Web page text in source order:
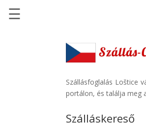
Szállásinfo.eu
Repülőjegy
pénzvisszatérítéssel
☰
Szállásfoglalás Loštice
portálon, és találja meg
Szálláskereső